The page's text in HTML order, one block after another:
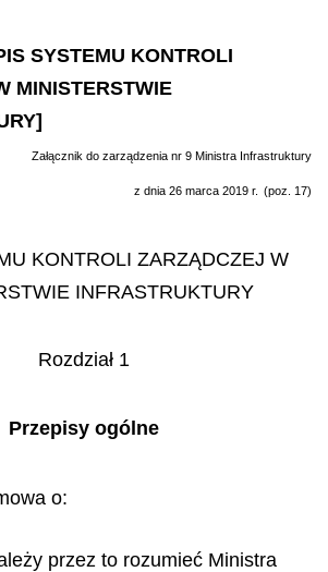
SYSTEMU KONTROLI
MINISTERSTWIE
Załącznik do zarządzenia nr 9 Ministra Infrastruktury
z dnia 26 marca 2019 r. (poz. 17)
KONTROLI ZARZĄDCZEJ W
INFRASTRUKTURY
Rozdział 1
Przepisy ogólne
o:
przez to rozumieć Ministra